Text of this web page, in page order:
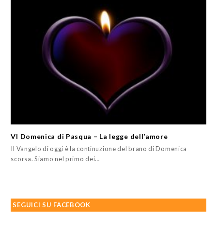
VI Domenica di Pasqua – La legge dell’amore
Il Vangelo di oggi è la continuzione del brano di Domenica
scorsa. Siamo nel primo dei…
SEGUICI SU FACEBOOK